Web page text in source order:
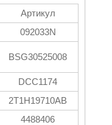
Артикул
092033N
BSG30525008
DCC1174
2T1H19710AB
4488406